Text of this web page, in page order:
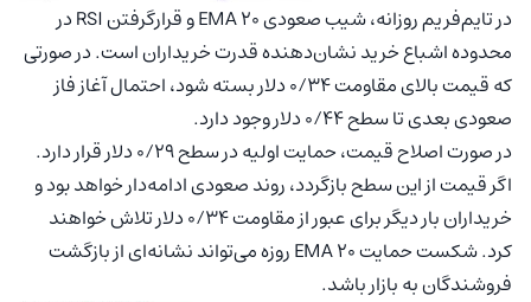
در تایم‌فریم روزانه، شیب صعودی EMA 20 و قرارگرفتن RSI در
محدوده اشباع خرید نشان‌دهنده قدرت خریداران است. در صورتی
که قیمت بالای مقاومت ۰/۳۴ دلار بسته شود، احتمال آغاز فاز
صعودی بعدی تا سطح ۰/۴۴ دلار وجود دارد.
در صورت اصلاح قیمت، حمایت اولیه در سطح ۰/۲۹ دلار قرار دارد.
اگر قیمت از این سطح بازگردد، روند صعودی ادامه‌دار خواهد بود و
خریداران بار دیگر برای عبور از مقاومت ۰/۳۴ دلار تلاش خواهند
کرد. شکست حمایت EMA 20 روزه می‌تواند نشانه‌ای از بازگشت
فروشندگان به بازار باشد.